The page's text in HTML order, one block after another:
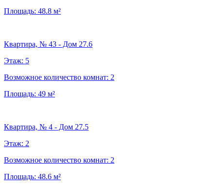
Площадь: 48.8 м²
Квартира, № 43 - Дом 27.6
Этаж: 5
Возможное количество комнат: 2
Площадь: 49 м²
Квартира, № 4 - Дом 27.5
Этаж: 2
Возможное количество комнат: 2
Площадь: 48.6 м²